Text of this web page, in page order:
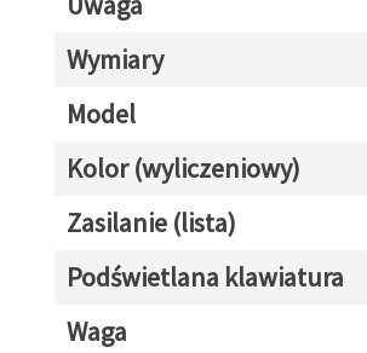
Wymiary
Model
Kolor (wyliczeniowy)
Zasilanie (lista)
Podświetlana klawiatura
Waga